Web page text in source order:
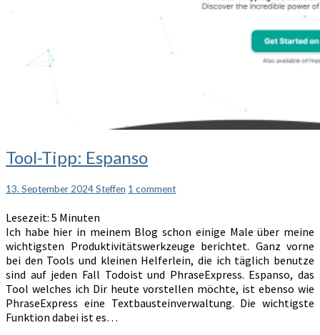
Tool-
Tipp:
Tool-Tipp: Espanso
13. September 2024Steffen Comments
1 comment
Lesezeit: 5 Minuten
Ich habe hier in meinem Blog schon einige Male über meine
wichtigsten Produktivitätswerkzeuge berichtet. Ganz vorne
bei den Tools und kleinen Helferlein, die ich täglich benutze
sind auf jeden Fall Todoist und PhraseExpress. Espanso, das
Tool welches ich Dir heute vorstellen möchte, ist ebenso wie
PhraseExpress eine Textbausteinverwaltung. Die wichtigste
Funktion dabei ist es…